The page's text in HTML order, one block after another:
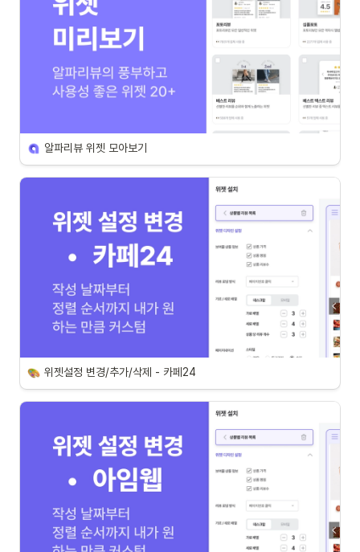
알파리뷰 위젯 모아보기
위젯설정 변경/추가/삭제 - 카페24